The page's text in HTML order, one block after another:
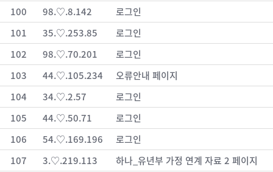
100
98.♡.8.142
로그인
101
35.♡.253.85
로그인
102
98.♡.70.201
로그인
103
44.♡.105.234
오류안내 페이지
104
34.♡.2.57
로그인
105
44.♡.50.71
로그인
106
54.♡.169.196
로그인
107
3.♡.219.113
하나_유년부 가정 연계 자료 2 페이지